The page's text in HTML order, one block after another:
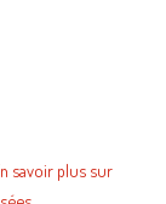
savoir plus sur